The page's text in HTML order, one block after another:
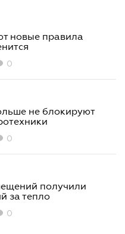
новые правила
0
не блокируют
0
получили
за тепло
0